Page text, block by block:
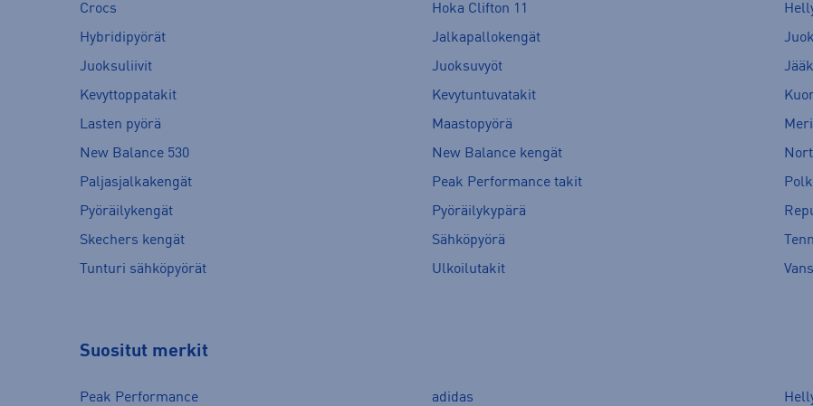
Crocs
Hoka Clifton 11
Hybridipyörät
Jalkapallokengät
Juoksuliivit
Juoksuvyöt
Kevyttoppatakit
Kevytuntuvatakit
Lasten pyörä
Maastopyörä
New Balance 530
New Balance kengät
Paljasjalkakengät
Peak Performance takit
Pyöräilykengät
Pyöräilykypärä
Skechers kengät
Sähköpyörä
Tunturi sähköpyörät
Ulkoilutakit
Suositut merkit
Peak Performance adidas